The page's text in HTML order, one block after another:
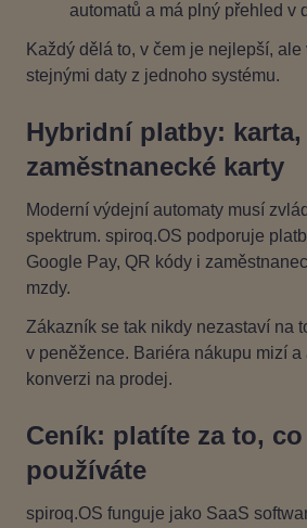
automatů a má plný přehled v
Každý dělá to, v čem je nejlepší,
stejnými daty z jednoho systému.
Hybridní platby:
zaměstnanecké karty
Moderní výdejní automaty musí
spektrum. spiroq.OS podporuje
Google Pay, QR kódy i
mzdy.
Zákazník se tak nikdy nezastaví na
v peněžence. Bariéra nákupu mizí a
konverzi na prodej.
Ceník: platíte za to,
používáte
spiroq.OS funguje jako SaaS